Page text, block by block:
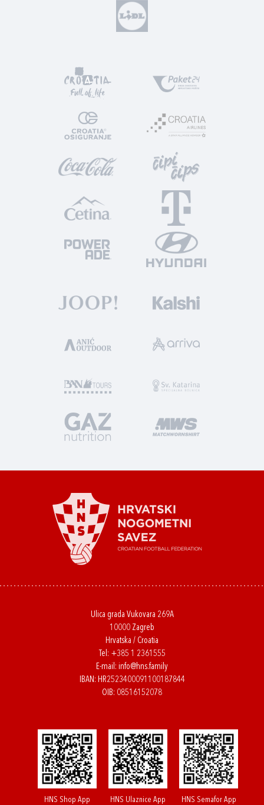
Ulica grada Vukovara 269A
10000 Zagreb
Hrvatska / Croatia
Tel: +385 1 2361555
E-mail: info@hns.family
IBAN: HR2523400091100187844
OIB: 08516152078
HNS Shop App HNS Ulaznice App HNS Semafor App